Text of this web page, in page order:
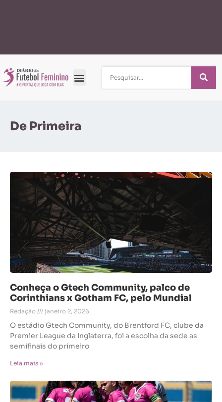
De Primeira
Conheça o Gtech Community, palco de
Corinthians x Gotham FC, pelo Mundial
Redação janeiro 2, 2026
O estádio Gtech Community, do Brentford FC, clube da
Premier League da Inglaterra, foi a escolha da sede as
semifinais do primeiro
Leia mais »